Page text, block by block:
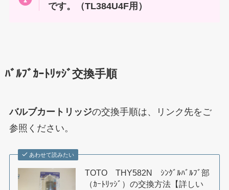
です。（TL384U4F用）
ﾊﾞﾙﾌﾞｶｰﾄﾘｯｼﾞ交換手順
バルブカートリッジの交換手順は、リンク先をご
参照ください。
あわせて読みたい
TOTO THY582N ｼﾝｸﾞﾙﾊﾞﾙﾌﾞ部
（ｶｰﾄﾘｯｼﾞ）の交換方法【詳しい